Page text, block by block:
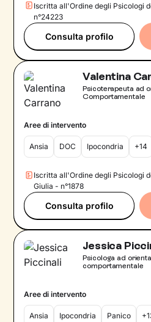
Iscritta all'Ordine degli Psicologi
n°24223
Consulta profilo
Valentina
Psicoterapeuta ad
Comportamentale
Aree di intervento
Ansia DOC Ipocondria +14
Iscritta all'Ordine degli Psicologi
Giulia - n°1878
Consulta profilo
Jessica
Psicologa ad
comportamentale
Aree di intervento
Ansia Ipocondria Panico